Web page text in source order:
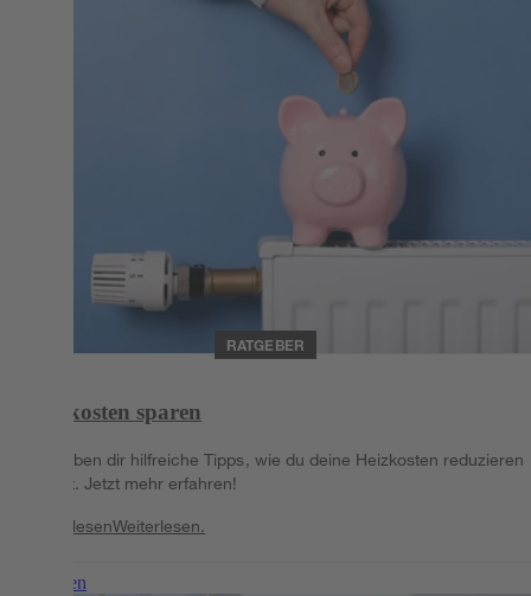
RATGEBER
Heizkosten sparen
Wir geben dir hilfreiche Tipps, wie du deine Heizkosten reduzieren
kannst. Jetzt mehr erfahren!
WeiterlesenWeiterlesen.
Weiterlesen